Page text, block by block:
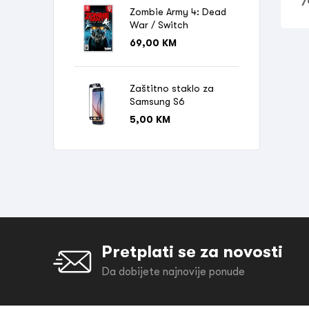
Zombie Army 4: Dead
War / Switch
69,00 KM
Zaštitno staklo za
Samsung S6
5,00 KM
Pretplati se za novosti
Da dobijete najnovije ponude